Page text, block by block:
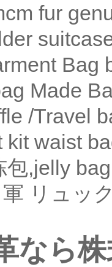
fur
Bag
Made
/Travel
kit waist
包,jelly bag
リュッ
なら